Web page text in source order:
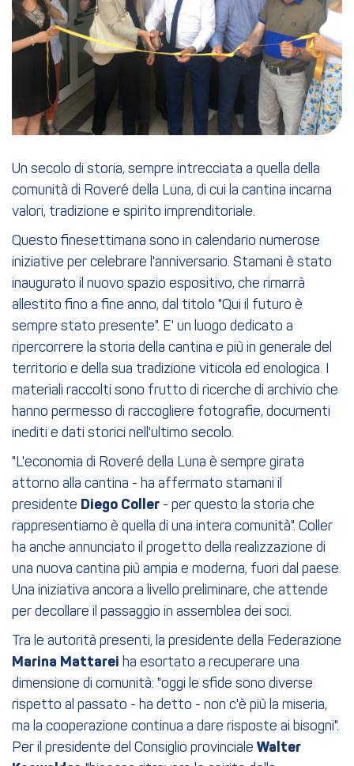
Un secolo di storia, sempre intrecciata a quella della
comunità di Roveré della Luna, di cui la cantina incarna
valori, tradizione e spirito imprenditoriale.
Questo finesettimana sono in calendario numerose
iniziative per celebrare l'anniversario. Stamani è stato
inaugurato il nuovo spazio espositivo, che rimarrà
allestito fino a fine anno, dal titolo "Qui il futuro è
sempre stato presente". E' un luogo dedicato a
ripercorrere la storia della cantina e più in generale del
territorio e della sua tradizione viticola ed enologica. I
materiali raccolti sono frutto di ricerche di archivio che
hanno permesso di raccogliere fotografie, documenti
inediti e dati storici nell'ultimo secolo.
"L'economia di Roveré della Luna è sempre girata
attorno alla cantina - ha affermato stamani il
presidente Diego Coller - per questo la storia che
rappresentiamo è quella di una intera comunità". Coller
ha anche annunciato il progetto della realizzazione di
una nuova cantina più ampia e moderna, fuori dal paese.
Una iniziativa ancora a livello preliminare, che attende
per decollare il passaggio in assemblea dei soci.
Tra le autorità presenti, la presidente della Federazione
Marina Mattarei ha esortato a recuperare una
dimensione di comunità: "oggi le sfide sono diverse
rispetto al passato - ha detto - non c'è più la miseria,
ma la cooperazione continua a dare risposte ai bisogni".
Per il presidente del Consiglio provinciale Walter